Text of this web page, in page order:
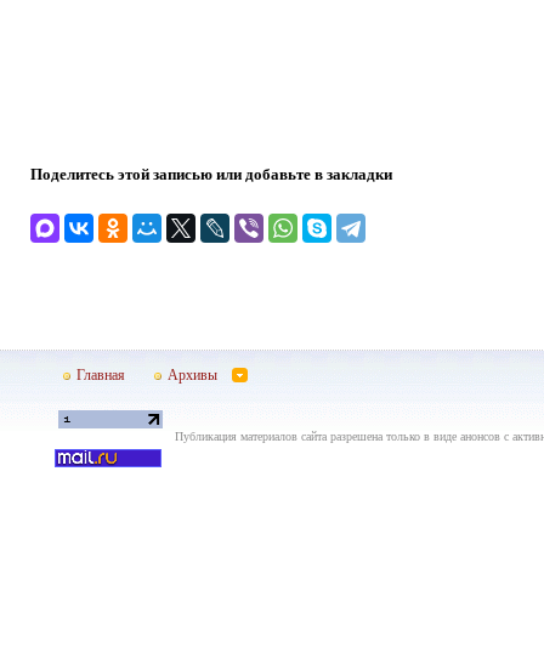
Поделитесь этой записью или добавьте в закладки
Главная Архивы
Публикация материалов сайта разрешена только в виде анонсов с